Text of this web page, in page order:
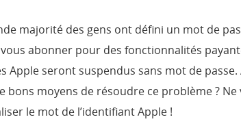
majorité des gens ont défini un mot de
abonner pour des fonctionnalités
Apple seront suspendus sans mot de
bons moyens de résoudre ce problème ?
le mot de l’identifiant Apple !